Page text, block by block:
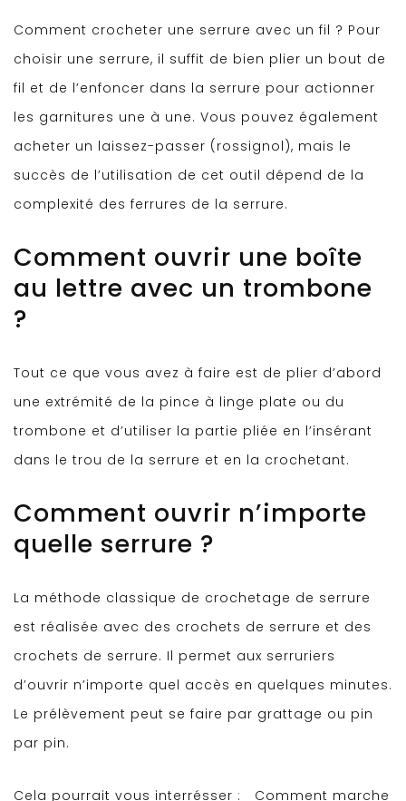
Comment crocheter une serrure avec un fil ? Pour
choisir une serrure, il suffit de bien plier un bout de
fil et de l’enfoncer dans la serrure pour actionner
les garnitures une à une. Vous pouvez également
acheter un laissez-passer (rossignol), mais le
succès de l’utilisation de cet outil dépend de la
complexité des ferrures de la serrure.
Comment ouvrir une boîte
au lettre avec un trombone
?
Tout ce que vous avez à faire est de plier d’abord
une extrémité de la pince à linge plate ou du
trombone et d’utiliser la partie pliée en l’insérant
dans le trou de la serrure et en la crochetant.
Comment ouvrir n’importe
quelle serrure ?
La méthode classique de crochetage de serrure
est réalisée avec des crochets de serrure et des
crochets de serrure. Il permet aux serruriers
d’ouvrir n’importe quel accès en quelques minutes.
Le prélèvement peut se faire par grattage ou pin
par pin.
Cela pourrait vous interrésser : Comment marche